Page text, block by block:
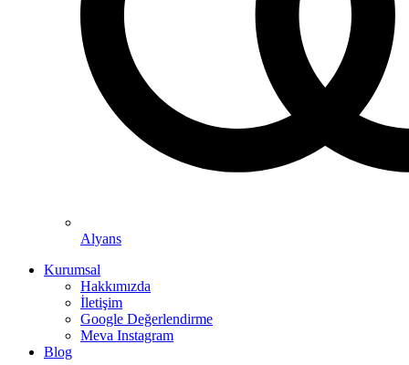
Alyans
Kurumsal
Hakkımızda
İletişim
Google Değerlendirme
Meva Instagram
Blog